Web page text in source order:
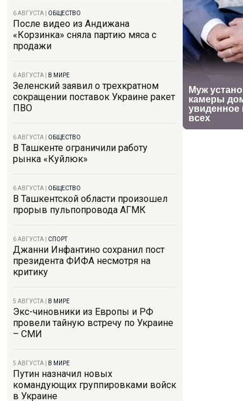
6 АВГУСТА ОБЩЕСТВО
После видео из Андижана
«Корзинка» сняла партию мяса с
продажи
6 АВГУСТА В МИРЕ
Зеленский заявил о трехкратном
сокращении поставок Украине ракет
ПВО
6 АВГУСТА ОБЩЕСТВО
В Ташкенте ограничили работу
рынка «Куйлюк»
6 АВГУСТА ОБЩЕСТВО
В Ташкентской области произошел
прорыв пульпопровода АГМК
6 АВГУСТА СПОРТ
Джанни Инфантино сохранил пост
президента ФИФА несмотря на
критику
5 АВГУСТА В МИРЕ
Экс-чиновники из Европы и РФ
провели тайную встречу по Украине
– СМИ
5 АВГУСТА В МИРЕ
Путин назначил новых
командующих группировками войск
в Украине